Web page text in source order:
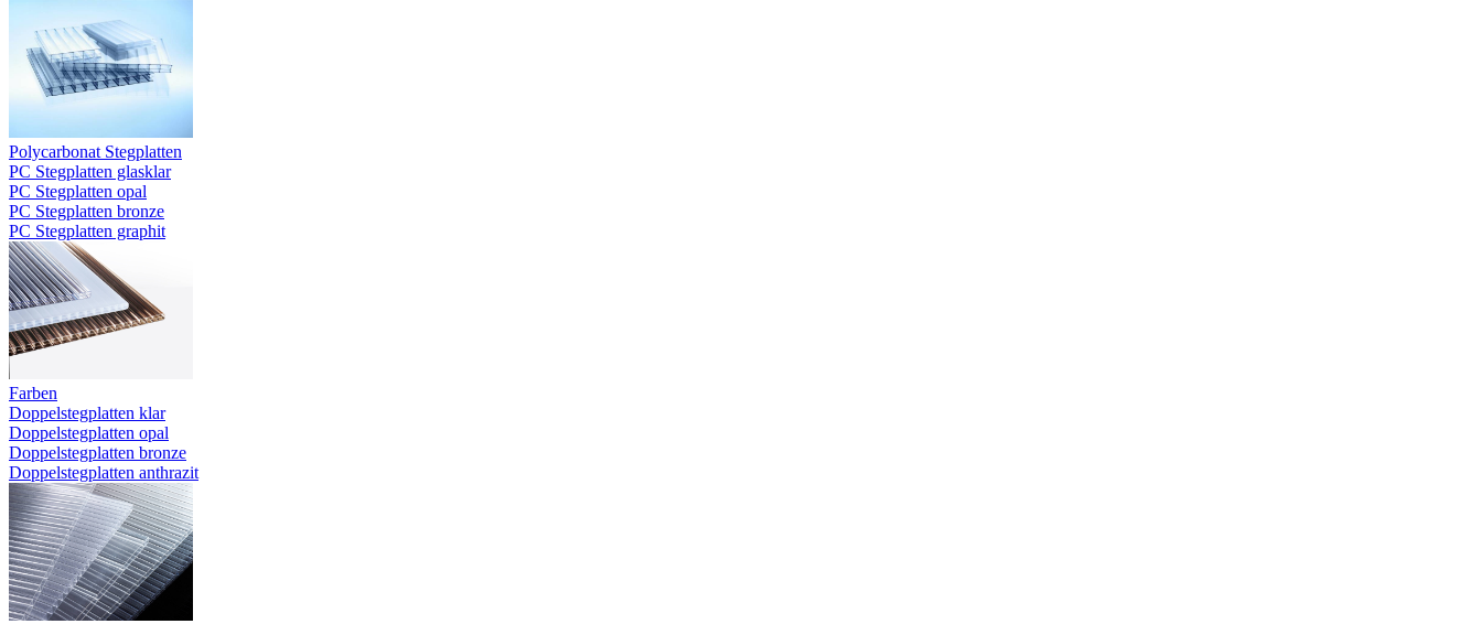
Polycarbonat Stegplatten
PC Stegplatten glasklar
PC Stegplatten opal
PC Stegplatten bronze
PC Stegplatten graphit
Farben
Doppelstegplatten klar
Doppelstegplatten opal
Doppelstegplatten bronze
Doppelstegplatten anthrazit